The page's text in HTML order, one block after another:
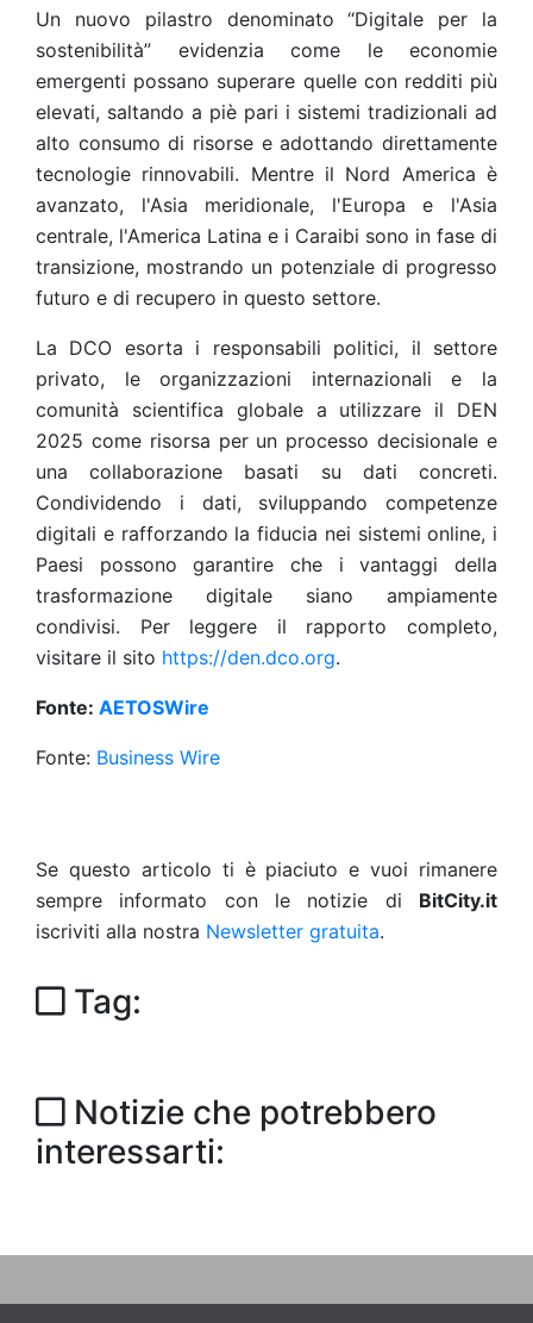
Un nuovo pilastro denominato “Digitale per la
sostenibilità” evidenzia come le economie
emergenti possano superare quelle con redditi più
elevati, saltando a piè pari i sistemi tradizionali ad
alto consumo di risorse e adottando direttamente
tecnologie rinnovabili. Mentre il Nord America è
avanzato, l'Asia meridionale, l'Europa e l'Asia
centrale, l'America Latina e i Caraibi sono in fase di
transizione, mostrando un potenziale di progresso
futuro e di recupero in questo settore.
La DCO esorta i responsabili politici, il settore
privato, le organizzazioni internazionali e la
comunità scientifica globale a utilizzare il DEN
2025 come risorsa per un processo decisionale e
una collaborazione basati su dati concreti.
Condividendo i dati, sviluppando competenze
digitali e rafforzando la fiducia nei sistemi online, i
Paesi possono garantire che i vantaggi della
trasformazione digitale siano ampiamente
condivisi. Per leggere il rapporto completo,
visitare il sito https://den.dco.org.
Fonte: AETOSWire
Fonte: Business Wire
Se questo articolo ti è piaciuto e vuoi rimanere
sempre informato con le notizie di BitCity.it
iscriviti alla nostra Newsletter gratuita.
Tag:
Notizie che potrebbero
interessarti: